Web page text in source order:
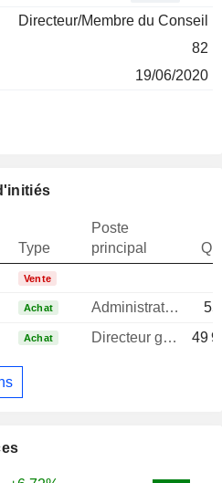
Directeur/Membre du Conseil
82
19/06/2020
Type
Poste
principal
Vente
Achat Administrateur
Achat Directeur general 49